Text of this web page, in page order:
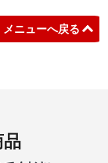
メニューへ戻る